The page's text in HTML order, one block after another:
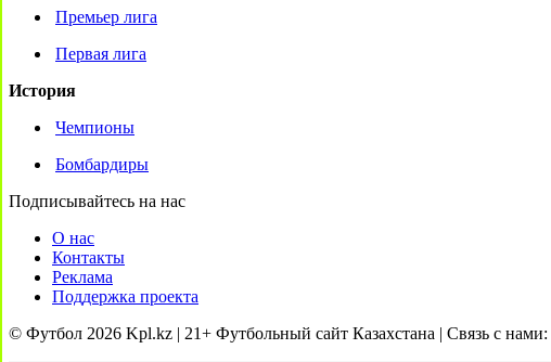
Премьер лига
Первая лига
История
Чемпионы
Бомбардиры
Подписывайтесь на нас
О нас
Контакты
Реклама
Поддержка проекта
© Футбол 2026 Kpl.kz | 21+ Футбольный сайт Казахстана | Связь с нами: